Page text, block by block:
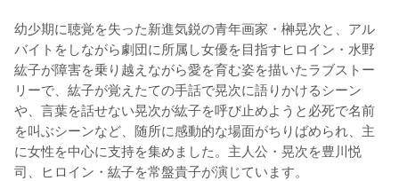
幼少期に聴覚を失った新進気鋭の青年画家・榊晃次と、アル
バイトをしながら劇団に所属し女優を目指すヒロイン・水野
紘子が障害を乗り越えながら愛を育む姿を描いたラブストー
リーで、紘子が覚えたての手話で晃次に語りかけるシーン
や、言葉を話せない晃次が紘子を呼び止めようと必死で名前
を叫ぶシーンなど、随所に感動的な場面がちりばめられ、主
に女性を中心に支持を集めました。主人公・晃次を豊川悦
司、ヒロイン・紘子を常盤貴子が演じています。